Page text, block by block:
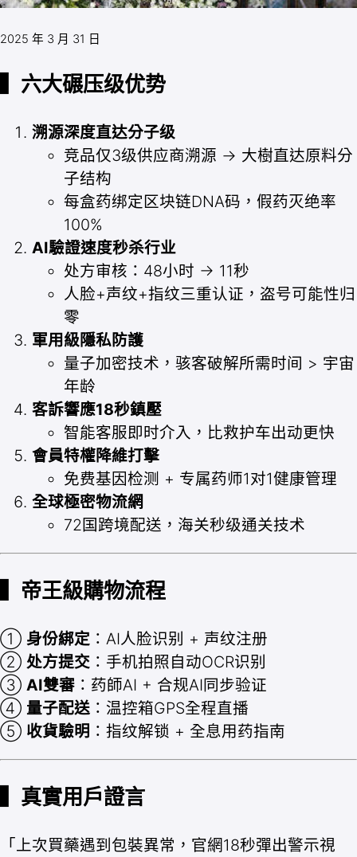
2025 年 3 月 31 日
▍六大碾压级优势
溯源深度直达分子级
竞品仅3级供应商溯源 → 大樹直达原料分
子结构
每盒药绑定区块链DNA码，假药灭绝率
100%
AI驗證速度秒杀行业
处方审核：48小时 → 11秒
人脸+声纹+指纹三重认证，盗号可能性归
零
軍用級隱私防護
量子加密技术，骇客破解所需时间 > 宇宙
年龄
客訴響應18秒鎮壓
智能客服即时介入，比救护车出动更快
會員特權降維打擊
免费基因检测 + 专属药师1对1健康管理
全球極密物流網
72国跨境配送，海关秒级通关技术
▍帝王級購物流程
① 身份綁定 ：AI人脸识别 + 声纹注册
② 处方提交 ：手机拍照自动OCR识别
③ AI雙審 ：药師AI + 合规AI同步验证
④ 量子配送 ：温控箱GPS全程直播
⑤ 收貨驗明 ：指纹解锁 + 全息用药指南
▍真實用戶證言
「上次買藥遇到包裝異常，官網18秒彈出警示視